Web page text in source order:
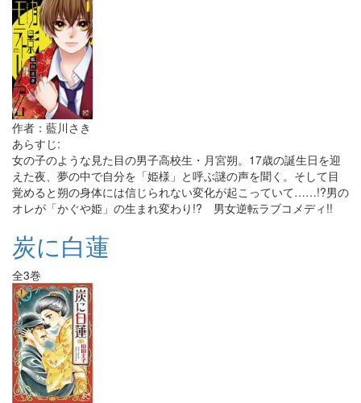
作者：藍川さき
あらすじ:
女の子のような見た目の男子高校生・月宮朔。17歳の誕生日を迎
えた夜、夢の中で自分を「姫様」と呼ぶ謎の声を聞く。そして目
覚めると朔の身体には信じられない変化が起こっていて……!?男の
オレが「かぐや姫」の生まれ変わり!? 男女逆転ラブコメディ!!
炭に白蓮
全3巻